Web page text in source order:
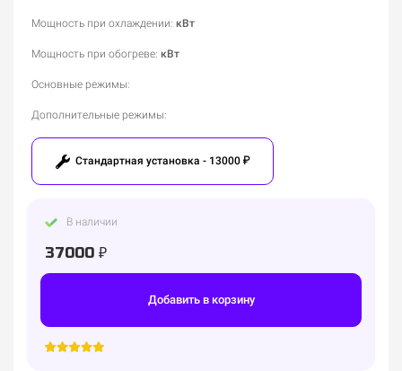
Мощность при охлаждении: кВт
Мощность при обогреве: кВт
Основные режимы:
Дополнительные режимы:
Стандартная установка - 13000 ₽
В наличии
37000 ₽
Добавить в корзину